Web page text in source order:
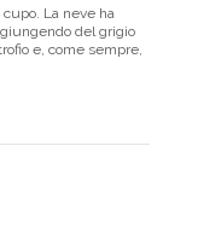
La neve ha
del grigio
e, come sempre,